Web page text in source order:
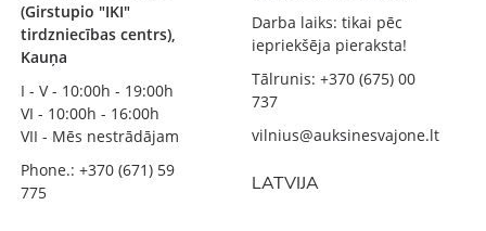
(Girstupio "IKI"
tirdzniecības centrs),
Kauņa
I - V - 10:00h - 19:00h
VI - 10:00h - 16:00h
VII - Mēs nestrādājam
Phone.: +370 (671) 59
775
Darba laiks: tikai pēc
iepriekšēja pieraksta!
Tālrunis: +370 (675) 00
737
vilnius@auksinesvajone.lt
LATVIJA